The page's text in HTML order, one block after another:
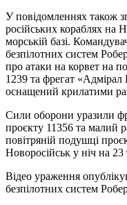
У повідомленнях також
російських кораблях на
морській базі.
безпілотних систем
про атаки на корвет на
1239 та фрегат «Адмірал
оснащений крилатими
Сили оборони уразили
проєкту 11356 та малий
повітряній подушці
Новоросійськ у ніч на 23
Відео ураження
безпілотних систем